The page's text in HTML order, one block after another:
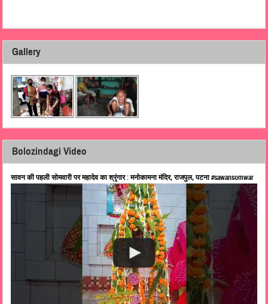
Gallery
Bolozindagi Video
सावन की पहली सोमवारी पर महादेव का श्रृंगार : मनोकामना मंदिर, राजपुल, पटना #sawansomwar